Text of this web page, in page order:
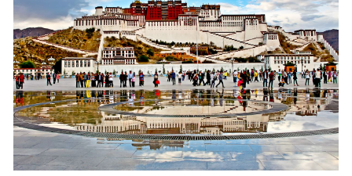
租车资讯
租车价格
成功案例
关于我们